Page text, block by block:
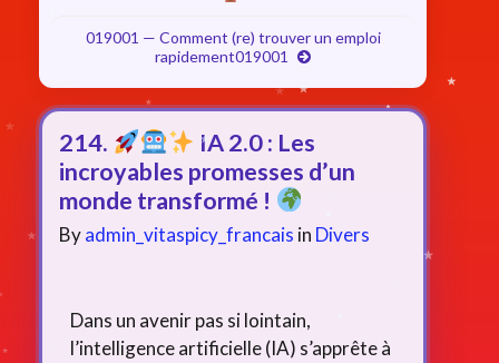
019001 — Comment (re) trouver un emploi
rapidement019001
214.
IA 2.0 : Les
incroyables promesses d’un
monde transformé !
Byadmin_vitaspicy_francais in Divers
Dans un avenir pas si lointain,
l’intelligence artificielle (IA) s’apprête à